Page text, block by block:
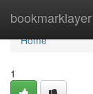
bookmarklayer
Home
Home
1